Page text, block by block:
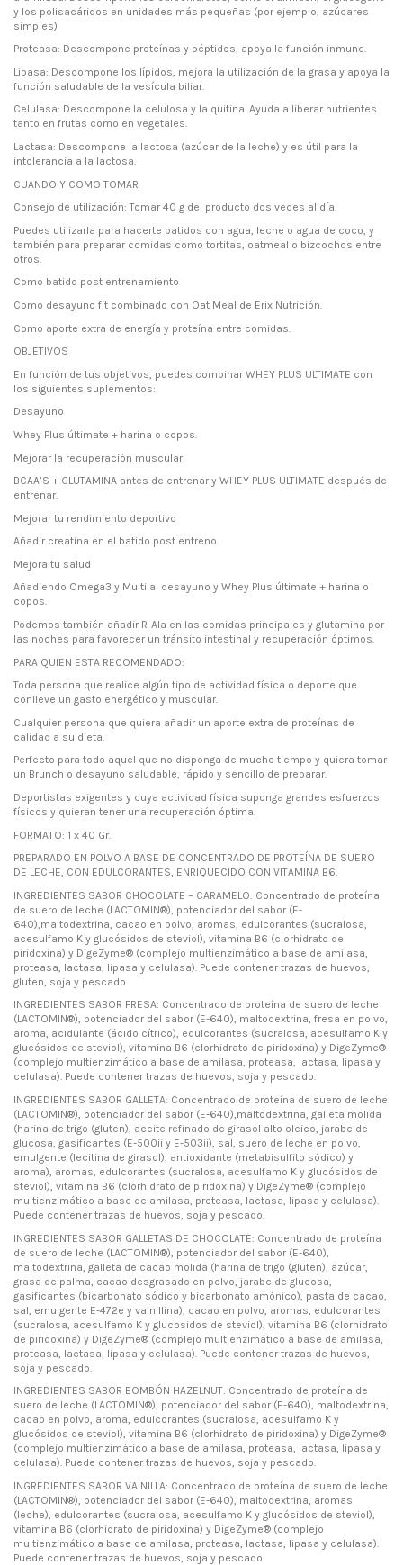
y los polisacáridos en unidades más pequeñas (por ejemplo, azúcares
simples)
Proteasa: Descompone proteínas y péptidos, apoya la función inmune.
Lipasa: Descompone los lípidos, mejora la utilización de la grasa y apoya la
función saludable de la vesícula biliar.
Celulasa: Descompone la celulosa y la quitina. Ayuda a liberar nutrientes
tanto en frutas como en vegetales.
Lactasa: Descompone la lactosa (azúcar de la leche) y es útil para la
intolerancia a la lactosa.
CUANDO Y COMO TOMAR
Consejo de utilización: Tomar 40 g del producto dos veces al día.
Puedes utilizarla para hacerte batidos con agua, leche o agua de coco, y
también para preparar comidas como tortitas, oatmeal o bizcochos entre
otros.
Como batido post entrenamiento
Como desayuno fit combinado con Oat Meal de Erix Nutrición.
Como aporte extra de energía y proteína entre comidas.
OBJETIVOS
En función de tus objetivos, puedes combinar WHEY PLUS ULTIMATE con
los siguientes suplementos:
Desayuno
Whey Plus últimate + harina o copos.
Mejorar la recuperación muscular
BCAA’S + GLUTAMINA antes de entrenar y WHEY PLUS ULTIMATE después de
entrenar.
Mejorar tu rendimiento deportivo
Añadir creatina en el batido post entreno.
Mejora tu salud
Añadiendo Omega3 y Multi al desayuno y Whey Plus últimate + harina o
copos.
Podemos también añadir R-Ala en las comidas principales y glutamina por
las noches para favorecer un tránsito intestinal y recuperación óptimos.
PARA QUIEN ESTA RECOMENDADO:
Toda persona que realice algún tipo de actividad física o deporte que
conlleve un gasto energético y muscular.
Cualquier persona que quiera añadir un aporte extra de proteínas de
calidad a su dieta.
Perfecto para todo aquel que no disponga de mucho tiempo y quiera tomar
un Brunch o desayuno saludable, rápido y sencillo de preparar.
Deportistas exigentes y cuya actividad física suponga grandes esfuerzos
físicos y quieran tener una recuperación óptima.
FORMATO: 1 x 40 Gr.
PREPARADO EN POLVO A BASE DE CONCENTRADO DE PROTEÍNA DE SUERO
DE LECHE, CON EDULCORANTES, ENRIQUECIDO CON VITAMINA B6.
INGREDIENTES SABOR CHOCOLATE – CARAMELO: Concentrado de proteína
de suero de leche (LACTOMIN®), potenciador del sabor (E-
640),maltodextrina, cacao en polvo, aromas, edulcorantes (sucralosa,
acesulfamo K y glucósidos de steviol), vitamina B6 (clorhidrato de
piridoxina) y DigeZyme® (complejo multienzimático a base de amilasa,
proteasa, lactasa, lipasa y celulasa). Puede contener trazas de huevos,
gluten, soja y pescado.
INGREDIENTES SABOR FRESA: Concentrado de proteína de suero de leche
(LACTOMIN®), potenciador del sabor (E-640), maltodextrina, fresa en polvo,
aroma, acidulante (ácido cítrico), edulcorantes (sucralosa, acesulfamo K y
glucósidos de steviol), vitamina B6 (clorhidrato de piridoxina) y DigeZyme®
(complejo multienzimático a base de amilasa, proteasa, lactasa, lipasa y
celulasa). Puede contener trazas de huevos, soja y pescado.
INGREDIENTES SABOR GALLETA: Concentrado de proteína de suero de leche
(LACTOMIN®), potenciador del sabor (E-640),maltodextrina, galleta molida
(harina de trigo (gluten), aceite refinado de girasol alto oleico, jarabe de
glucosa, gasificantes (E-500ii y E-503ii), sal, suero de leche en polvo,
emulgente (lecitina de girasol), antioxidante (metabisulfito sódico) y
aroma), aromas, edulcorantes (sucralosa, acesulfamo K y glucósidos de
steviol), vitamina B6 (clorhidrato de piridoxina) y DigeZyme® (complejo
multienzimático a base de amilasa, proteasa, lactasa, lipasa y celulasa).
Puede contener trazas de huevos, soja y pescado.
INGREDIENTES SABOR GALLETAS DE CHOCOLATE: Concentrado de proteína
de suero de leche (LACTOMIN®), potenciador del sabor (E-640),
maltodextrina, galleta de cacao molida (harina de trigo (gluten), azúcar,
grasa de palma, cacao desgrasado en polvo, jarabe de glucosa,
gasificantes (bicarbonato sódico y bicarbonato amónico), pasta de cacao,
sal, emulgente E-472e y vainillina), cacao en polvo, aromas, edulcorantes
(sucralosa, acesulfamo K y glucosidos de steviol), vitamina B6 (clorhidrato
de piridoxina) y DigeZyme® (complejo multienzimático a base de amilasa,
proteasa, lactasa, lipasa y celulasa). Puede contener trazas de huevos,
soja y pescado.
INGREDIENTES SABOR BOMBÓN HAZELNUT: Concentrado de proteína de
suero de leche (LACTOMIN®), potenciador del sabor (E-640), maltodextrina,
cacao en polvo, aroma, edulcorantes (sucralosa, acesulfamo K y
glucósidos de steviol), vitamina B6 (clorhidrato de piridoxina) y DigeZyme®
(complejo multienzimático a base de amilasa, proteasa, lactasa, lipasa y
celulasa). Puede contener trazas de huevos, soja y pescado.
INGREDIENTES SABOR VAINILLA: Concentrado de proteína de suero de leche
(LACTOMIN®), potenciador del sabor (E-640), maltodextrina, aromas
(leche), edulcorantes (sucralosa, acesulfamo K y glucósidos de steviol),
vitamina B6 (clorhidrato de piridoxina) y DigeZyme® (complejo
multienzimático a base de amilasa, proteasa, lactasa, lipasa y celulasa).
Puede contener trazas de huevos, soja y pescado.